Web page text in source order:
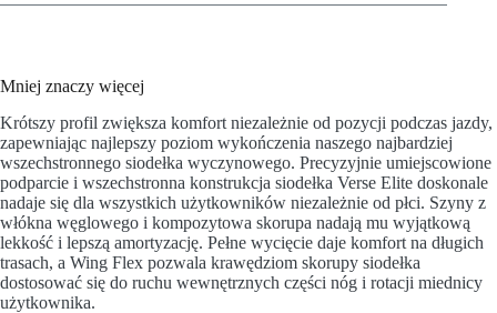
Mniej znaczy więcej
Krótszy profil zwiększa komfort niezależnie od pozycji podczas jazdy,
zapewniając najlepszy poziom wykończenia naszego najbardziej
wszechstronnego siodełka wyczynowego. Precyzyjnie umiejscowione
podparcie i wszechstronna konstrukcja siodełka Verse Elite doskonale
nadaje się dla wszystkich użytkowników niezależnie od płci. Szyny z
włókna węglowego i kompozytowa skorupa nadają mu wyjątkową
lekkość i lepszą amortyzację. Pełne wycięcie daje komfort na długich
trasach, a Wing Flex pozwala krawędziom skorupy siodełka
dostosować się do ruchu wewnętrznych części nóg i rotacji miednicy
użytkownika.